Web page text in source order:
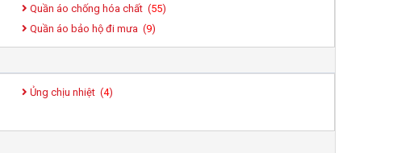
Quần áo chống hóa chất (55)
Quần áo bảo hộ đi mưa (9)
Ủng chịu nhiệt (4)